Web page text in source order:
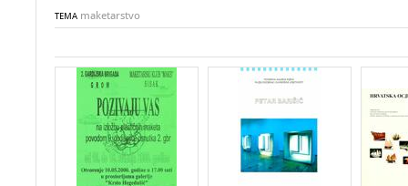
TEMA maketarstvo